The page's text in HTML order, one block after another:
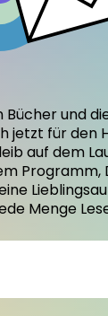
und
jetzt für den
auf dem
Programm,
Menge